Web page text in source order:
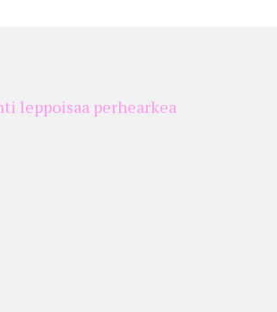
leppoisaa perhearkea